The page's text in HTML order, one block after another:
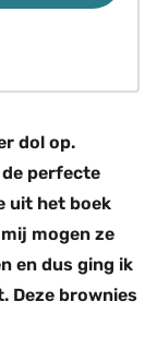
dol op.
de perfecte
uit het boek
mogen ze
en dus ging ik
Deze brownies